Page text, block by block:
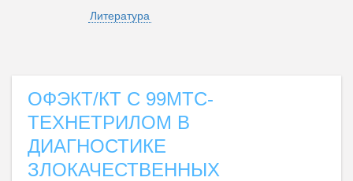
Литература
ОФЭКТ/КТ С 99MTC-
ТЕХНЕТРИЛОМ В
ДИАГНОСТИКЕ
ЗЛОКАЧЕСТВЕННЫХ